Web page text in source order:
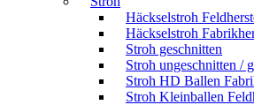
Häckselstroh
Häckselstroh
Stroh geschnitten
Stroh ungeschnitten /
Stroh HD Ballen
Stroh Kleinballen